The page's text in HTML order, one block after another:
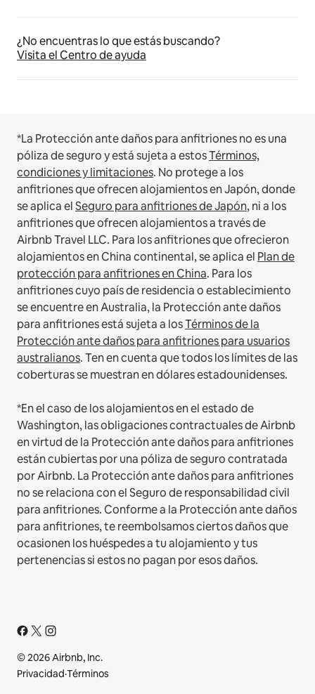
¿No encuentras lo que estás buscando?
Visita el Centro de ayuda
*La Protección ante daños para anfitriones no es una
póliza de seguro y está sujeta a estosTérminos,
condiciones y limitaciones. No protege a los
anfitriones que ofrecen alojamientos en Japón, donde
se aplica elSeguro para anfitriones de Japón, ni a los
anfitriones que ofrecen alojamientos a través de
Airbnb Travel LLC. Para los anfitriones que ofrecieron
alojamientos en China continental, se aplica el Plan de
protección para anfitriones en China. Para los
anfitriones cuyo país de residencia o establecimiento
se encuentre en Australia, la Protección ante daños
para anfitriones está sujeta a losTérminos de la
Protección ante daños para anfitriones para usuarios
australianos. Ten en cuenta que todos los límites de las
coberturas se muestran en dólares estadounidenses.
*En el caso de los alojamientos en el estado de
Washington, las obligaciones contractuales de Airbnb
en virtud de la Protección ante daños para anfitriones
están cubiertas por una póliza de seguro contratada
por Airbnb. La Protección ante daños para anfitriones
no se relaciona con el Seguro de responsabilidad civil
para anfitriones. Conforme a la Protección ante daños
para anfitriones, te reembolsamos ciertos daños que
ocasionen los huéspedes a tu alojamiento y tus
pertenencias si estos no pagan por esos daños.
© 2026 Airbnb, Inc.
Privacidad·Términos